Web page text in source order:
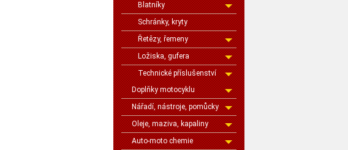
Blatníky
Schránky, kryty
Řetězy, řemeny
Ložiska, gufera
Technické příslušenství
Doplňky motocyklu
Nářadí, nástroje, pomůcky
Oleje, maziva, kapaliny
Auto-moto chemie